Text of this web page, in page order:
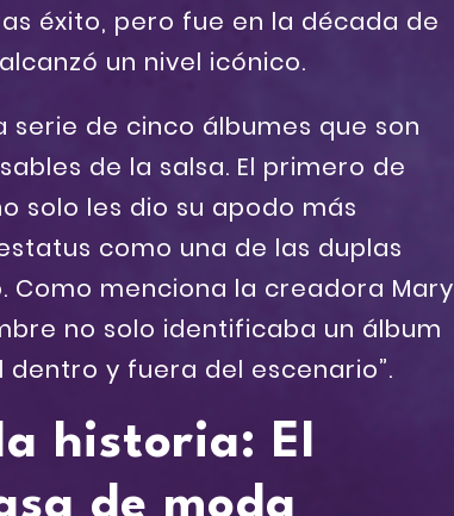
éxito, pero fue en la década de
un nivel icónico.
serie de cinco álbumes que son
de la salsa. El primero de
solo les dio su apodo más
como una de las duplas
menciona la creadora Mary
no solo identificaba un álbum
dentro y fuera del escenario”.
historia: El
de moda